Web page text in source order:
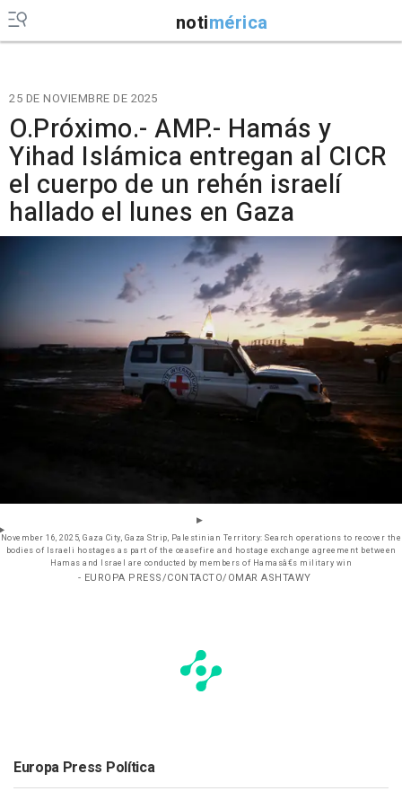
notimérica
25 DE NOVIEMBRE DE 2025
O.Próximo.- AMP.- Hamás y
Yihad Islámica entregan al CICR
el cuerpo de un rehén israelí
hallado el lunes en Gaza
November 16, 2025, Gaza City, Gaza Strip, Palestinian Territory: Search operations to recover the
bodies of Israeli hostages as part of the ceasefire and hostage exchange agreement between
Hamas and Israel are conducted by members of Hamasâ€s military win
- EUROPA PRESS/CONTACTO/OMAR ASHTAWY
Europa Press Política